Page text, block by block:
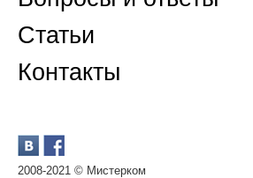
Статьи
Контакты
2008-2021 © Мистерком